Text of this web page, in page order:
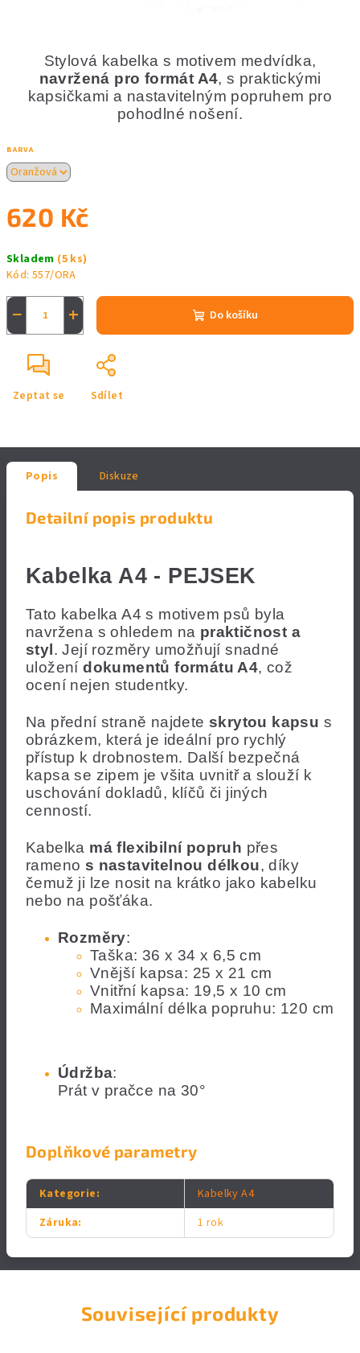
Stylová kabelka s motivem medvídka,
navržená pro formát A4, s praktickými
kapsičkami a nastavitelným popruhem pro
pohodlné nošení.
BARVA
620 Kč
cena:
Skladem (5 ks)
Kód: 557/ORA
+
− Do košíku
Zeptat se Sdílet
Popis Diskuze
Detailní popis produktu
Kabelka A4 - PEJSEK
Tato kabelka A4 s motivem psů byla
navržena s ohledem na praktičnost a
styl . Její rozměry umožňují snadné
uloženídokumentů formátu A4, což
ocení nejen studentky.
Na přední straně najdete skrytou kapsu s
obrázkem, která je ideální pro rychlý
přístup k drobnostem. Další bezpečná
kapsa se zipem je všita uvnitř a slouží k
uschování dokladů, klíčů či jiných
cenností.
Kabelka má flexibilní popruh přes
rameno s nastavitelnou délkou, díky
čemuž ji lze nosit na krátko jako kabelku
nebo na pošťáka.
Rozměry:
Taška: 36 x 34 x 6,5 cm
Vnější kapsa: 25 x 21 cm
Vnitřní kapsa: 19,5 x 10 cm
Maximální délka popruhu: 120 cm
Údržba:
Prát v pračce na 30°
Doplňkové parametry
Kategorie:
Kabelky A4
Záruka: 1 rok
Související produkty